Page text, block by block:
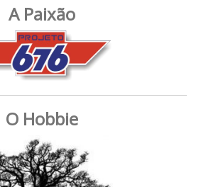
A Paixão
O Hobbie